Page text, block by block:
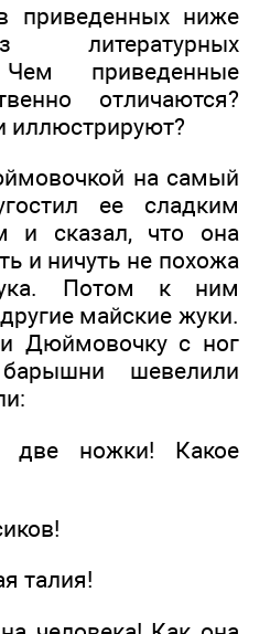
приведенных ниже
литературных
Чем приведенные
отличаются?
иллюстрируют?
на самый
ее сладким
и сказал, что она
и ничуть не похожа
Потом к ним
майские жуки.
Дюймовочку с ног
шевелили
ножки! Какое
талия!